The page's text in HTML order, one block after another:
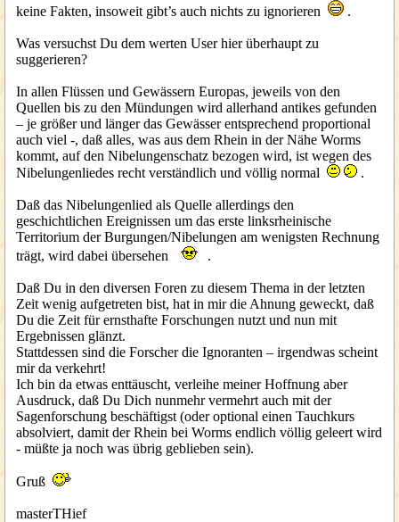
keine Fakten, insoweit gibt’s auch nichts zu ignorieren
.
Was versuchst Du dem werten User hier überhaupt zu
suggerieren?
In allen Flüssen und Gewässern Europas, jeweils von den
Quellen bis zu den Mündungen wird allerhand antikes gefunden
– je größer und länger das Gewässer entsprechend proportional
auch viel -, daß alles, was aus dem Rhein in der Nähe Worms
kommt, auf den Nibelungenschatz bezogen wird, ist wegen des
Nibelungenliedes recht verständlich und völlig normal
.
Daß das Nibelungenlied als Quelle allerdings den
geschichtlichen Ereignissen um das erste linksrheinische
Territorium der Burgungen/Nibelungen am wenigsten Rechnung
trägt, wird dabei übersehen
.
Daß Du in den diversen Foren zu diesem Thema in der letzten
Zeit wenig aufgetreten bist, hat in mir die Ahnung geweckt, daß
Du die Zeit für ernsthafte Forschungen nutzt und nun mit
Ergebnissen glänzt.
Stattdessen sind die Forscher die Ignoranten – irgendwas scheint
mir da verkehrt!
Ich bin da etwas enttäuscht, verleihe meiner Hoffnung aber
Ausdruck, daß Du Dich nunmehr vermehrt auch mit der
Sagenforschung beschäftigst (oder optional einen Tauchkurs
absolviert, damit der Rhein bei Worms endlich völlig geleert wird
- müßte ja noch was übrig geblieben sein).
Gruß
masterTHief